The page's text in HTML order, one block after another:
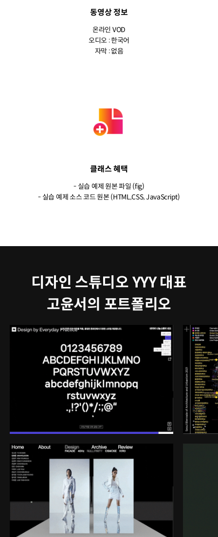
동영상 정보
온라인 VOD
오디오 : 한국어
자막 : 없음
클래스 혜택
- 실습 예제 원본 파일 (fig)
- 실습 예제 소스 코드 원본 (HTML,CSS, JavaScript)
디자인 스튜디오 YYY 대표
고윤서의 포트폴리오